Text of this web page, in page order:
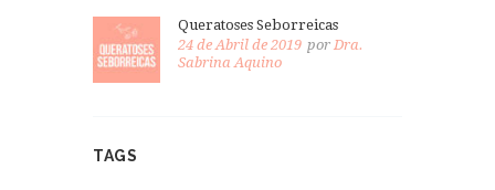
Queratoses Seborreicas
24 de Abril de 2019 porDra.
Sabrina Aquino
TAGS